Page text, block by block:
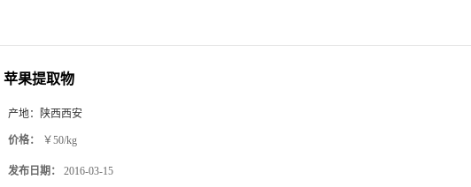
苹果提取物
产地： 陕西西安
价格： ￥50/kg
发布日期： 2016-03-15